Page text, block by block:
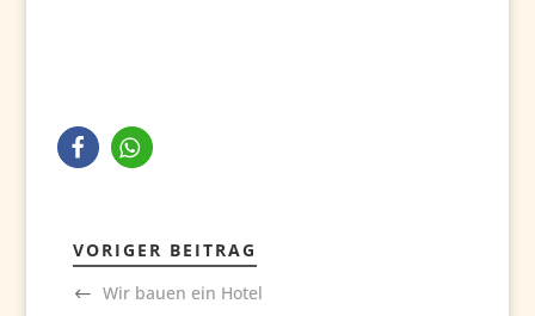
VORIGER BEITRAG
Wir bauen ein Hotel